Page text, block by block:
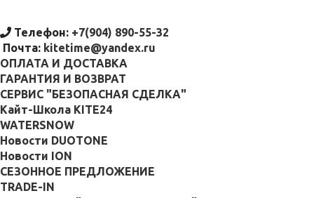
Телефон: +7(904) 890-55-32
Почта: kitetime@yandex.ru
ОПЛАТА И ДОСТАВКА
ГАРАНТИЯ И ВОЗВРАТ
СЕРВИС "БЕЗОПАСНАЯ СДЕЛКА"
Кайт-Школа KITE24
WATERSNOW
Новости DUOTONE
Новости ION
СЕЗОННОЕ ПРЕДЛОЖЕНИЕ
TRADE-IN